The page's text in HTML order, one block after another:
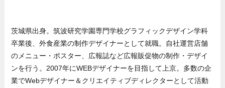
茨城県出身。筑波研究学園専門学校グラフィックデザイン学科
卒業後、外食産業の制作デザイナーとして就職。自社運営店舗
のメニュー・ポスター、広報誌など広報販促物の制作・デザイ
ンを行う。2007年にWEBデザイナーを目指して上京。多数の企
業でWebデザイナー＆クリエイティブディレクターとして活動